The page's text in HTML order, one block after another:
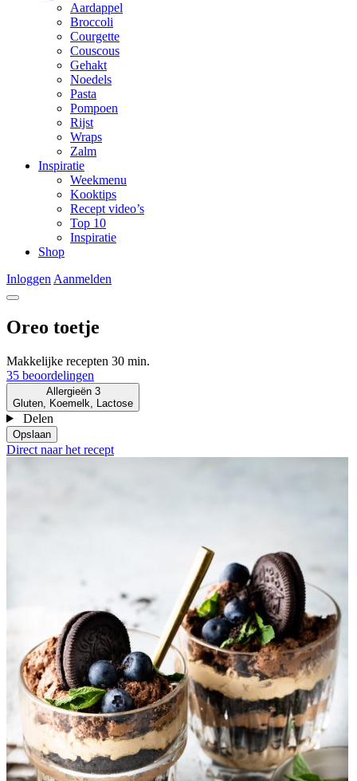
Ingrediënten
Aardappel
Broccoli
Courgette
Couscous
Gehakt
Noedels
Pasta
Pompoen
Rijst
Wraps
Zalm
Inspiratie
Weekmenu
Kooktips
Recept video’s
Top 10
Oreo toetje
Makkelijke recepten
35 beoordelingen
Gluten, Koemelk, Lactose